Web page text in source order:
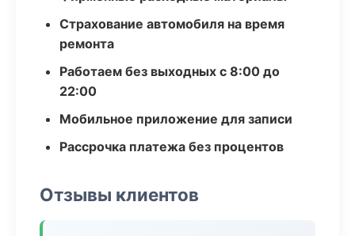
Страхование автомобиля на время
ремонта
Работаем без выходных с 8:00 до
22:00
Мобильное приложение для записи
Рассрочка платежа без процентов
Отзывы клиентов